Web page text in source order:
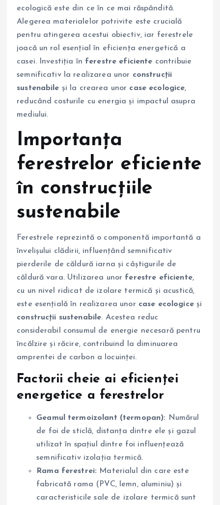
ecologică este din ce în ce mai răspândită.
Alegerea materialelor potrivite este crucială
pentru atingerea acestui obiectiv, iar ferestrele
joacă un rol esențial în eficiența energetică a
casei. Investiția în ferestre eficiente contribuie
semnificativ la realizarea unor construcții
sustenabile și la crearea unor case ecologice,
reducând costurile cu energia și impactul asupra
mediului.
Importanța
ferestrelor eficiente
în construcțiile
sustenabile
Ferestrele reprezintă o componentă importantă a
învelișului clădirii, influențând semnificativ
pierderile de căldură iarna și câștigurile de
căldură vara. Utilizarea unor ferestre eficiente,
cu un nivel ridicat de izolare termică și acustică,
este esențială în realizarea unor case ecologiceși
construcții sustenabile. Acestea reduc
considerabil consumul de energie necesară pentru
încălzire și răcire, contribuind la diminuarea
amprentei de carbon a locuinței.
Factorii cheie ai eficienței
energetice a ferestrelor
Geamul termoizolant (termopan): Numărul
de foi de sticlă, distanța dintre ele și gazul
utilizat în spațiul dintre foi influențează
semnificativ izolația termică.
Rama ferestrei: Materialul din care este
fabricată rama (PVC, lemn, aluminiu) și
caracteristicile sale de izolare termică sunt